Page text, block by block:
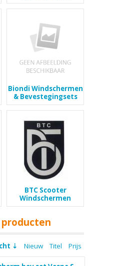
Biondi Windschermen
& Bevestegingsets
BTC Scooter
Windschermen
Nieuw Titel Prijs